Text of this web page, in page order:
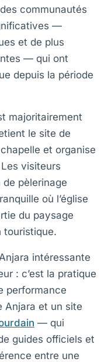
communautés
—
et de plus
— qui ont
depuis la période
majoritairement
le site de
et organise
visiteurs
pèlerinage
où l’église
du paysage
touristique.
intéressante
: c’est la pratique
performance
Anjara et un site
— qui
guides officiels et
entre une